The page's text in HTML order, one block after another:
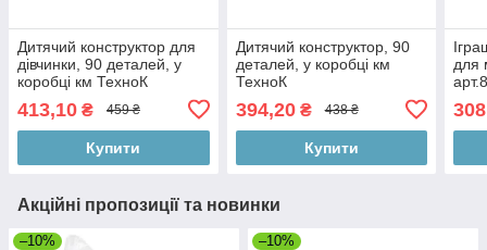
Дитячий конструктор для
дівчинки, 90 деталей, у
коробці км ТехноК
413,10 ₴ 459 ₴
Купити
Дитячий конструктор, 90
деталей, у коробці км
ТехноК
394,20₴ 438 ₴
Купити
для
Акційні пропозиції та новинки
–10% –10%